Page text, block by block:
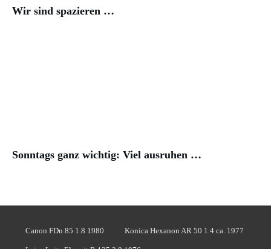
Wir sind spazieren …
Sonntags ganz wichtig: Viel ausruhen …
Canon FDn 85 1.8 1980 Konica Hexanon AR 50 1.4 ca. 1977